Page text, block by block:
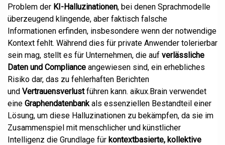
Problem der KI-Halluzinationen, bei denen Sprachmodelle
überzeugend klingende, aber faktisch falsche
Informationen erfinden, insbesondere wenn der notwendige
Kontext fehlt. Während dies für private Anwender tolerierbar
sein mag, stellt es für Unternehmen, die auf verlässliche
Daten und Compliance angewiesen sind, ein erhebliches
Risiko dar, das zu fehlerhaften Berichten
und Vertrauensverlustführen kann. aikux.Brain verwendet
eine Graphendatenbankals essenziellen Bestandteil einer
Lösung, um diese Halluzinationen zu bekämpfen, da sie im
Zusammenspiel mit menschlicher und künstlicher
Intelligenz die Grundlage für kontextbasierte, kollektive